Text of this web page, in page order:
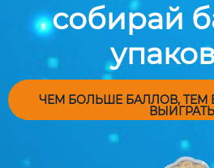
собирай
ЧЕМ БОЛЬШЕ БАЛЛОВ,
ВЫИГРАТЬ